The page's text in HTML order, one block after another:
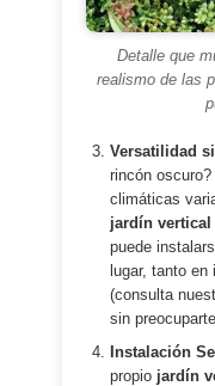
Detalle que
realismo de las
Versatilidad
rincón
climáticas
jardín vertical
puede
lugar, tanto en
(consulta
sin
Instalación
propio jardín